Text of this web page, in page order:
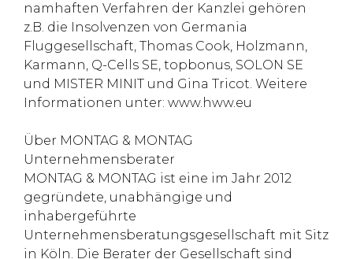
namhaften Verfahren der Kanzlei gehören
z.B. die Insolvenzen von Germania
Fluggesellschaft, Thomas Cook, Holzmann,
Karmann, Q-Cells SE, topbonus, SOLON SE
und MISTER MINIT und Gina Tricot. Weitere
Informationen unter: www.hww.eu
Über MONTAG & MONTAG
Unternehmensberater
MONTAG & MONTAG ist eine im Jahr 2012
gegründete, unabhängige und
inhabergeführte
Unternehmensberatungsgesellschaft mit Sitz
in Köln. Die Berater der Gesellschaft sind